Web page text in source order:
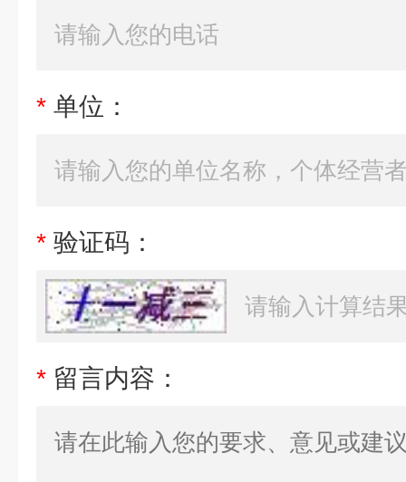
* 单位：
* 验证码：
* 留言内容：